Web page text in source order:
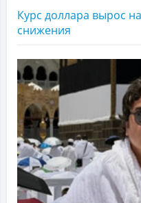
Курс доллара вырос
снижения